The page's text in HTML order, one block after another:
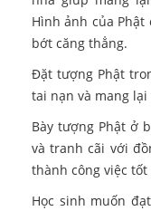
Hình ảnh của
bớt căng thẳng.
Đặt tượng Phật
tai nạn và mang
Bày tượng Phật ở
và tranh cãi với
thành công việc tốt
Học sinh muốn